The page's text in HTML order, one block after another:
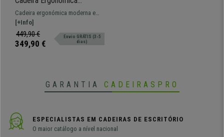
BRENDA, Apoio Lombar,
Apta para 8H Uso, Cor Preto
Cadeira ergonómica moderna e
ajustável. Muito confortável e
adequado para uso profissional.
[+Info]
449,90 €
349,90 €
Envio GRÁTIS (3-5
dias)
GARANTIA CADEIRASPRO
ESPECIALISTAS EM CADEIRAS DE ESCRITÓRIO
O maior catálogo a nível nacional